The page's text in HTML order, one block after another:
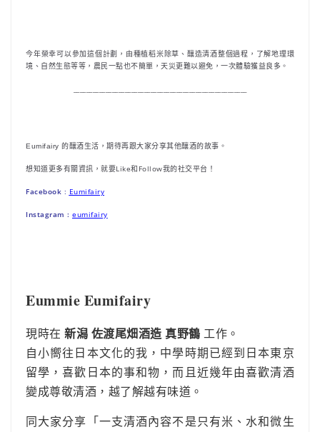
今年榮幸可以參加這個計劃，由種植稻米除草、釀造清酒整個過程，了解地理環
境、自然生態等等，農民一點也不簡單，天災更難以避免，一次體驗獲益良多。
Eumifairy 的釀酒生活，期待再跟大家分享其他釀酒的故事。
想知道更多有關資訊，就要Like和Follow我的社交平台！
Facebook : Eumifairy
Instagram : eumifairy
Eummie Eumifairy
現時在 新潟 佐渡尾畑酒造 真野鶴 工作。
自小嚮往日本文化的我，中學時期已經到日本東京
留學，喜歡日本的事和物，而且近幾年由喜歡清酒
變成尊敬清酒，越了解越有味道。
同大家分享「一支清酒內容不是只有米、水和微生